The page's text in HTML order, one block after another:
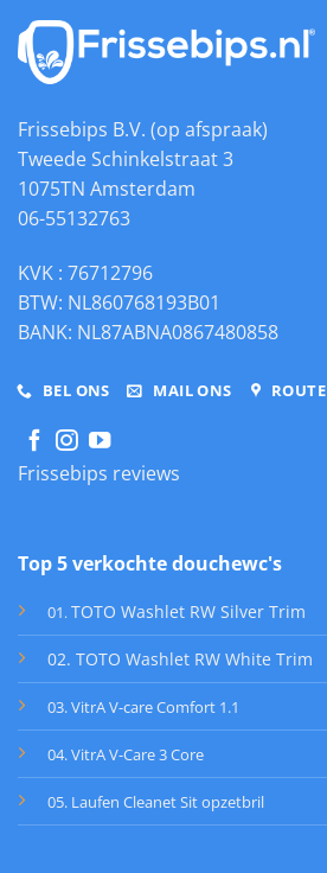
Frissebips B.V. (op afspraak)
Tweede Schinkelstraat 3
1075TN Amsterdam
06-55132763
KVK : 76712796
BTW: NL860768193B01
BANK: NL87ABNA0867480858
BEL ONS MAIL ONS ROUTE
Frissebips reviews
Top 5 verkochte douchewc's
01 . TOTO Washlet RW Silver Trim
02. TOTO Washlet RW White Trim
03. VitrA V-care Comfort 1.1
04. VitrA V-Care 3 Core
05. Laufen Cleanet Sit opzetbril